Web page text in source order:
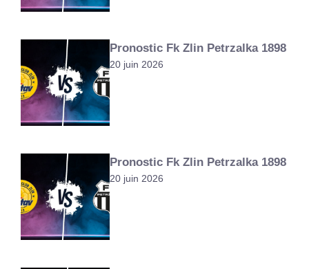
Pronostic Fk Zlin Petrzalka 1898
20 juin 2026
Pronostic Fk Zlin Petrzalka 1898
20 juin 2026